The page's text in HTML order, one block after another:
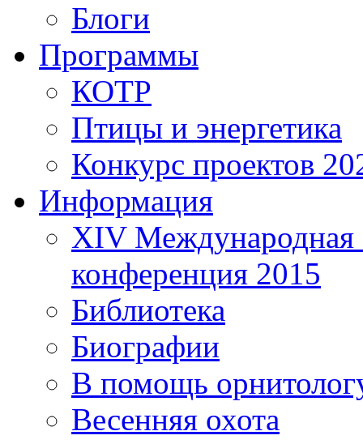
Блоги
Программы
КОТР
Птицы и энергетика
Конкурс проектов
Информация
XIV Международная
конференция 2015
Библиотека
Биографии
В помощь
Весенняя охота